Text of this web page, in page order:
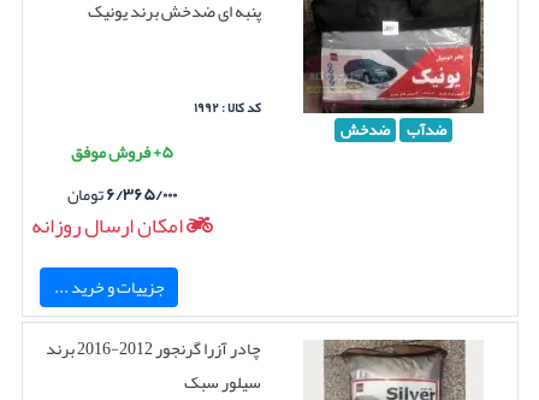
ضدآب ضدخش
پنبه ای ضدخش برند یونیک
کد کالا : ۱۹۹۲
۵+ فروش موفق
۶/۳۶۵/۰۰۰تومان
امکان ارسال روزانه
جزییات و خرید ...
چادر آزرا گرنجور 2012-2016 برند
سیلور سبک